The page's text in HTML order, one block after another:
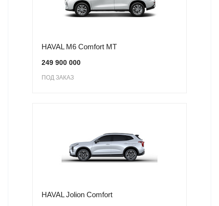
HAVAL M6 Comfort MT
249 900 000
ПОД ЗАКАЗ
HAVAL Jolion Comfort